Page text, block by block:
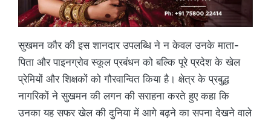
सुखमन कौर की इस शानदार उपलब्धि ने न केवल उनके माता-
पिता और पाइनग्रोव स्कूल प्रबंधन को बल्कि पूरे प्रदेश के खेल
प्रेमियों और शिक्षकों को गौरवान्वित किया है। क्षेत्र के प्रबुद्ध
नागरिकों ने सुखमन की लगन की सराहना करते हुए कहा कि
उनका यह सफर खेल की दुनिया में आगे बढ़ने का सपना देखने वाले